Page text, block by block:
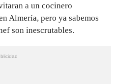
a un cocinero
Almería, pero ya sabemos
son inescrutables.